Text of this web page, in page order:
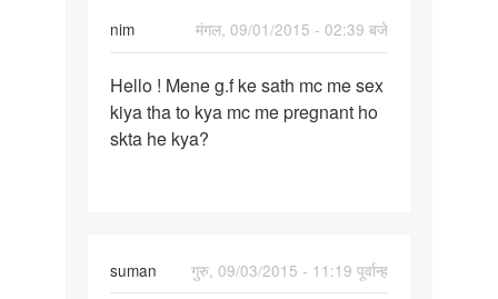
nim
मंगल, 09/01/2015 - 02:39 बजे
Hello
!
Mene
Hello ! Mene g.f ke sath mc me sex
kiya tha to kya mc me pregnant ho
skta he kya?
suman
गुरु, 09/03/2015 - 11:19 पूर्वान्ह